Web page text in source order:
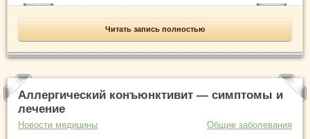
Читать запись полностью
Аллергический конъюнктивит — симптомы и
лечение
Новости медицины Общие заболевания